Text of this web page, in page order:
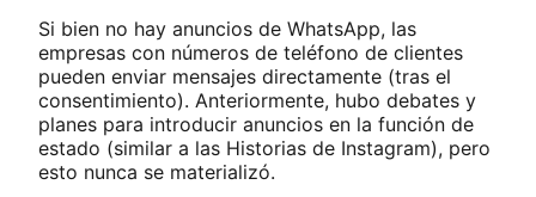
Si bien no hay anuncios de WhatsApp, las
empresas con números de teléfono de clientes
pueden enviar mensajes directamente (tras el
consentimiento). Anteriormente, hubo debates y
planes para introducir anuncios en la función de
estado (similar a las Historias de Instagram), pero
esto nunca se materializó.